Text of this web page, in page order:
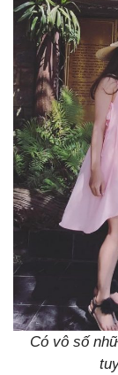
Có vô số